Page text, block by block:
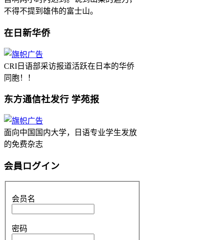
不得不提到雄伟的富士山。
在日新华侨
CRI日语部采访报道活跃在日本的华侨
同胞！！
东方通信社发行 学苑报
面向中国国内大学，日语专业学生发放
的免费杂志
会員ログイン
会员名
密码